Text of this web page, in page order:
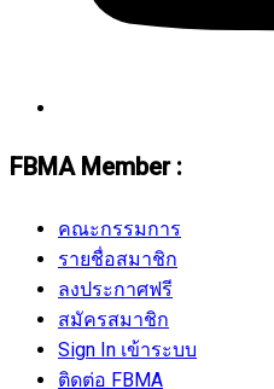
FBMA Member :
คณะกรรมการ
รายชื่อสมาชิก
ลงประกาศฟรี
สมัครสมาชิก
Sign In เข้าระบบ
ติดต่อ FBMA